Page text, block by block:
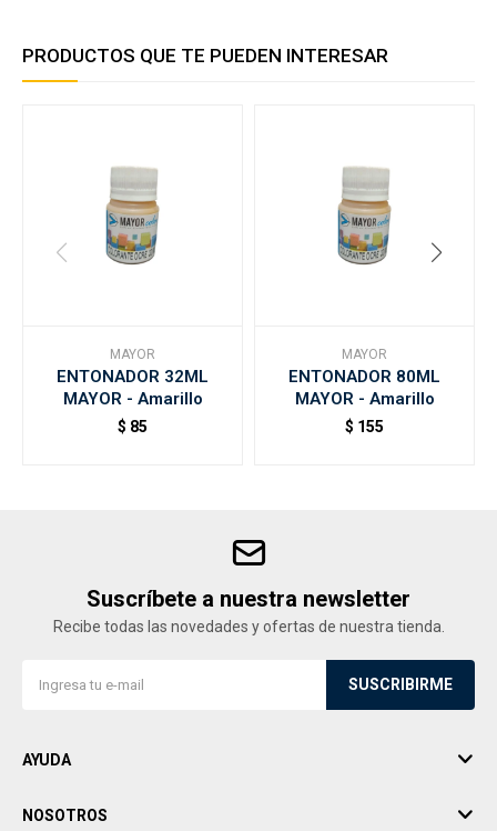
PRODUCTOS QUE TE PUEDEN INTERESAR
MAYOR
ENTONADOR 32ML
MAYOR - Amarillo
$ 85
MAYOR
ENTONADOR 80ML
MAYOR - Amarillo
$ 155
Suscríbete a nuestra newsletter
Recibe todas las novedades y ofertas de nuestra tienda.
SUSCRIBIRME
AYUDA
NOSOTROS